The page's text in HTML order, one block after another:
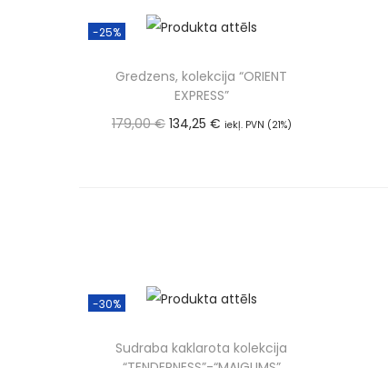
-25%
Gredzens, kolekcija “ORIENT
EXPRESS”
179,00€ 134,25 € iekļ. PVN (21%)
-30%
Sudraba kaklarota kolekcija